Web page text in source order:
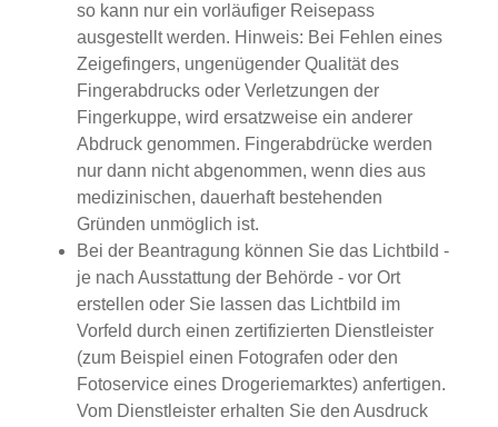
so kann nur ein vorläufiger Reisepass
ausgestellt werden. Hinweis: Bei Fehlen eines
Zeigefingers, ungenügender Qualität des
Fingerabdrucks oder Verletzungen der
Fingerkuppe, wird ersatzweise ein anderer
Abdruck genommen. Fingerabdrücke werden
nur dann nicht abgenommen, wenn dies aus
medizinischen, dauerhaft bestehenden
Gründen unmöglich ist.
Bei der Beantragung können Sie das Lichtbild -
je nach Ausstattung der Behörde - vor Ort
erstellen oder Sie lassen das Lichtbild im
Vorfeld durch einen zertifizierten Dienstleister
(zum Beispiel einen Fotografen oder den
Fotoservice eines Drogeriemarktes) anfertigen.
Vom Dienstleister erhalten Sie den Ausdruck